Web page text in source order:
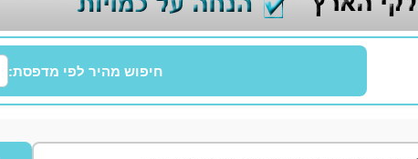
חיפוש מהיר לפי מדפסת: